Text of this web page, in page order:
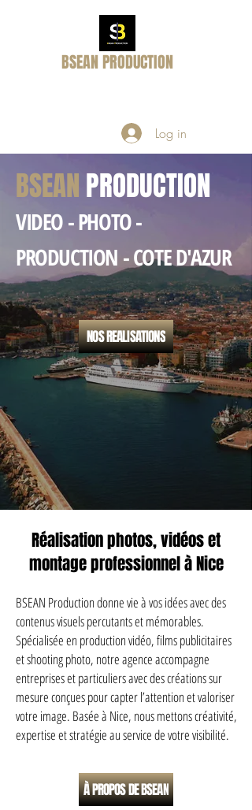
BSEAN PRODUCTION
Log in
BSEANPRODUCTION
VIDEO - PHOTO -
PRODUCTION - COTE D'AZUR
NOS REALISATIONS
Réalisation photos, vidéos et
montage professionnel à Nice
BSEAN Production donne vie à vos idées avec des
contenus visuels percutants et mémorables.
Spécialisée en production vidéo, films publicitaires
et shooting photo, notre agence accompagne
entreprises et particuliers avec des créations sur
mesure conçues pour capter l’attention et valoriser
votre image. Basée à Nice, nous mettons créativité,
expertise et stratégie au service de votre visibilité.
À PROPOS DE BSEAN